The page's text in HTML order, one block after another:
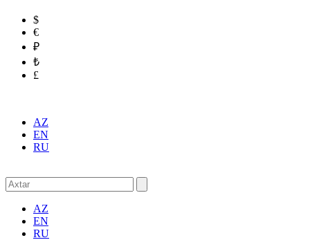
$
€
₽
₺
£
AZ
EN
RU
AZ
EN
RU